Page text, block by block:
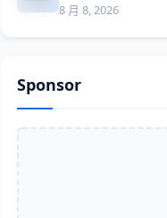
8 月 8, 2026
Sponsor